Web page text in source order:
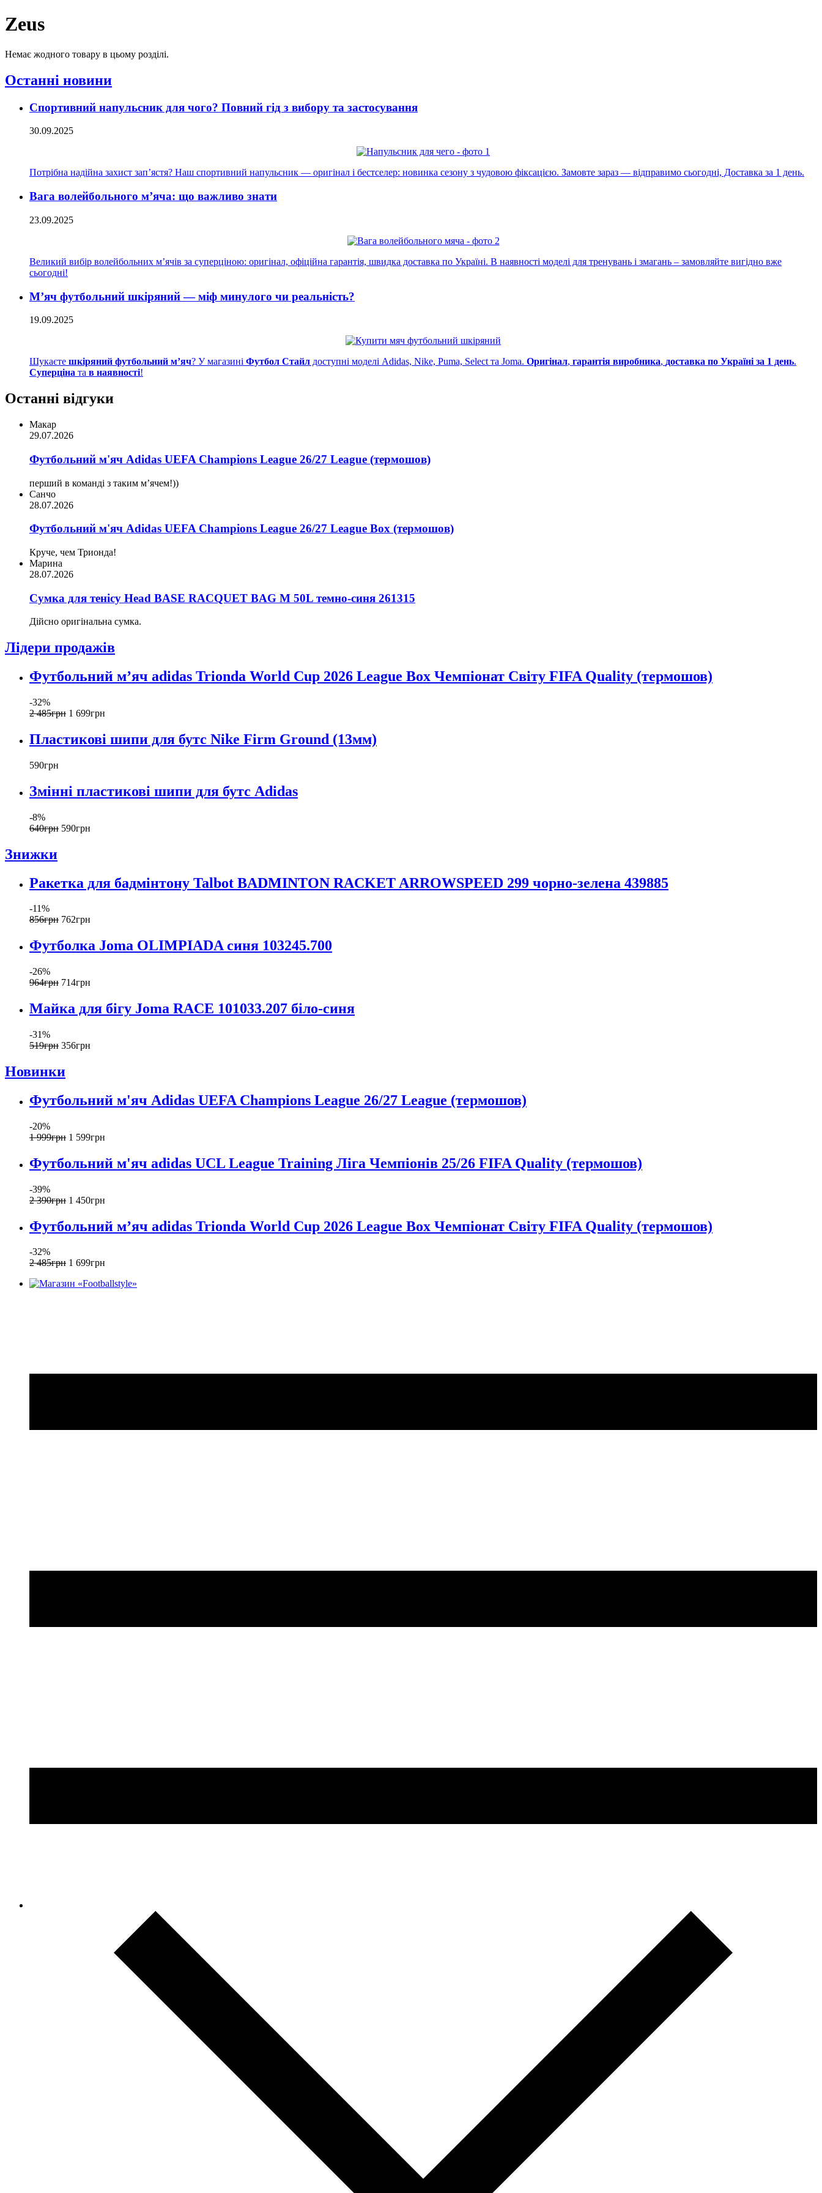
Zeus
Немає жодного товару в цьому розділі.
Останні новини
Спортивний напульсник для чого? Повний гід з вибору та застосування
30.09.2025
Потрібна надійна захист зап’ястя? Наш спортивний напульсник — оригінал і бестселер: новинка сезону з чудовою фіксацією. Замовте зараз — відправимо сьогодні, Доставка за 1 день.
Вага волейбольного м’яча: що важливо знати
23.09.2025
Великий вибір волейбольних м’ячів за суперціною: оригінал, офіційна гарантія, швидка доставка по Україні. В наявності моделі для тренувань і змагань – замовляйте вигідно вже
сьогодні!
М’яч футбольний шкіряний — міф минулого чи реальність?
19.09.2025
Шукаєте шкіряний футбольний м’яч? У магазині Футбол Стайл доступні моделі Adidas, Nike, Puma, Select та Joma. Оригінал, гарантія виробника, доставка по Україні за 1 день.
Суперціна та в наявності!
Останні відгуки
Макар
29.07.2026
Футбольний м'яч Adidas UEFA Champions League 26/27 League (термошов)
перший в команді з таким мʼячем!))
Санчо
28.07.2026
Футбольний м'яч Adidas UEFA Champions League 26/27 League Box (термошов)
Круче, чем Трионда!
Марина
28.07.2026
Сумка для тенісу Head BASE RACQUET BAG M 50L темно-синя 261315
Дійсно оригінальна сумка.
Лідери продажів
Футбольний м’яч adidas Trionda World Cup 2026 League Box Чемпіонат Світу FIFA Quality (термошов)
-32%
2 485грн 1 699грн
Пластикові шипи для бутс Nike Firm Ground (13мм)
590грн
Змінні пластикові шипи для бутс Adidas
-8%
640грн 590грн
Знижки
Ракетка для бадмінтону Talbot BADMINTON RACKET ARROWSPEED 299 чорно-зелена 439885
-11%
856грн 762грн
Футболка Joma OLIMPIADA синя 103245.700
-26%
964грн 714грн
Майка для бігу Joma RACE 101033.207 біло-синя
-31%
519грн 356грн
Новинки
Футбольний м'яч Adidas UEFA Champions League 26/27 League (термошов)
-20%
1 999грн 1 599грн
Футбольний м'яч adidas UCL League Training Ліга Чемпіонів 25/26 FIFA Quality (термошов)
-39%
2 390грн 1 450грн
Футбольний м’яч adidas Trionda World Cup 2026 League Box Чемпіонат Світу FIFA Quality (термошов)
-32%
2 485грн 1 699грн